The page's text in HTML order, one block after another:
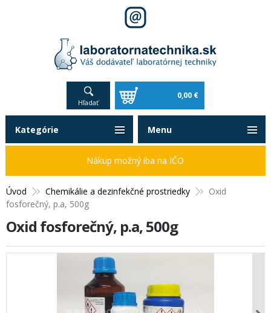
Hľadať
0,00 €
Úvod Chemikálie a dezinfekčné prostriedky
Oxid
fosforečný, p.a, 500g
Oxid fosforečný, p.a, 500g
Kategórie
Nákup možný iba na IČO
Menu